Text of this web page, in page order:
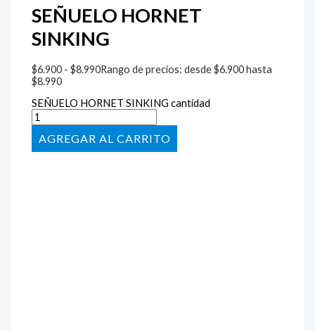
SEÑUELO HORNET
SINKING
$6.900 - $8.990Rango de precios: desde $6.900 hasta
$8.990
SEÑUELO HORNET SINKING cantidad
AÑADIR AL CARRITO